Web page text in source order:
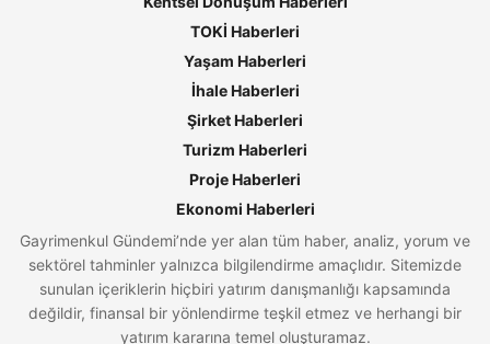
TOKİ Haberleri
Yaşam Haberleri
İhale Haberleri
Şirket Haberleri
Turizm Haberleri
Proje Haberleri
Ekonomi Haberleri
Gayrimenkul Gündemi’nde yer alan tüm haber, analiz, yorum ve
sektörel tahminler yalnızca bilgilendirme amaçlıdır. Sitemizde
sunulan içeriklerin hiçbiri yatırım danışmanlığı kapsamında
değildir, finansal bir yönlendirme teşkil etmez ve herhangi bir
yatırım kararına temel oluşturamaz.